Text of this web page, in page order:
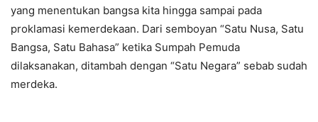
yang menentukan bangsa kita hingga sampai pada
proklamasi kemerdekaan. Dari semboyan “Satu Nusa, Satu
Bangsa, Satu Bahasa” ketika Sumpah Pemuda
dilaksanakan, ditambah dengan “Satu Negara” sebab sudah
merdeka.